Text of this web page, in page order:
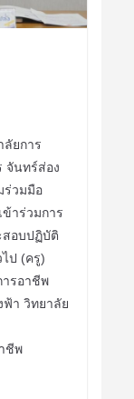
ยการ
จันทร์ส่อง
ร่วมมือ
าร่วมการ
อบปฏิบัติ
ป (ครู)
ารอาชีพ
า วิทยาลัย
ชีพ